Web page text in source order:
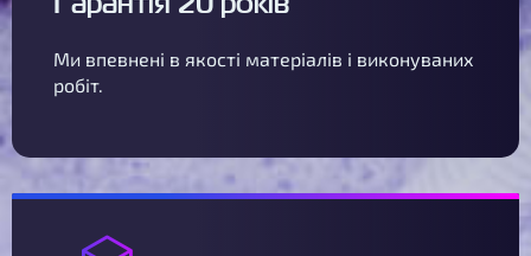
Ми впевнені в якості матеріалів і виконуваних
робіт.